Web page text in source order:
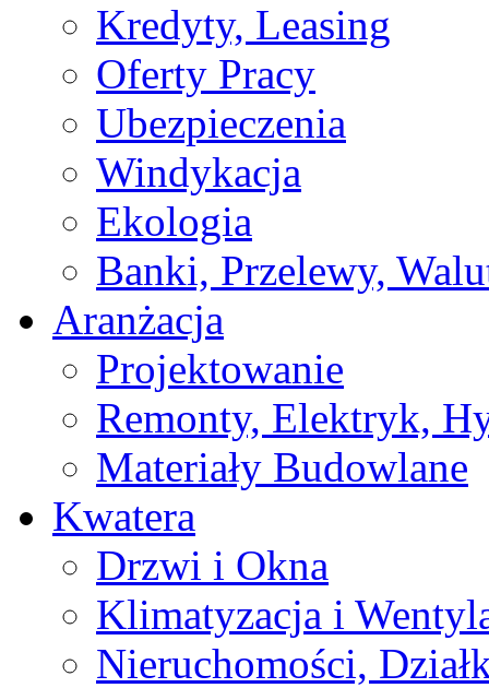
Kredyty, Leasing
Oferty Pracy
Ubezpieczenia
Windykacja
Ekologia
Banki, Przelewy,
Aranżacja
Projektowanie
Remonty, Elektryk,
Materiały Budowlane
Kwatera
Drzwi i Okna
Klimatyzacja i
Nieruchomości,